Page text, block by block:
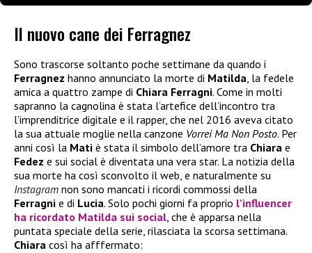
Il nuovo cane dei Ferragnez
Sono trascorse soltanto poche settimane da quando i
Ferragnez hanno annunciato la morte di Matilda, la fedele
amica a quattro zampe di Chiara Ferragni. Come in molti
sapranno la cagnolina è stata l’artefice dell’incontro tra
l’imprenditrice digitale e il rapper, che nel 2016 aveva citato
la sua attuale moglie nella canzone Vorrei Ma Non Posto. Per
anni così la Mati è stata il simbolo dell’amore tra Chiara e
Fedez e sui social è diventata una vera star. La notizia della
sua morte ha così sconvolto il web, e naturalmente su
Instagram non sono mancati i ricordi commossi della
Ferragni e di Lucia. Solo pochi giorni fa proprio l’influencer
ha ricordato Matilda sui social, che è apparsa nella
puntata speciale della serie, rilasciata la scorsa settimana.
Chiara così ha afffermato: